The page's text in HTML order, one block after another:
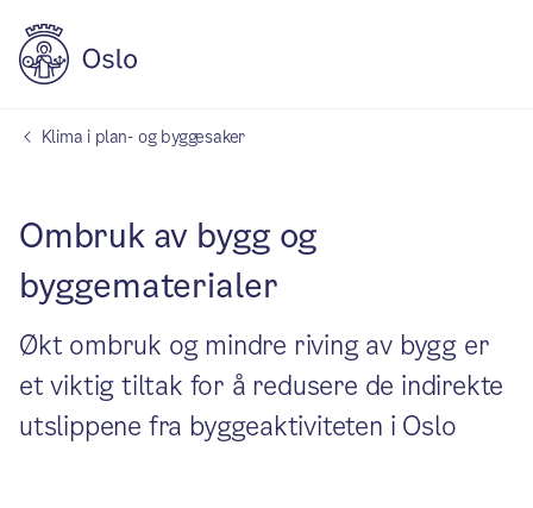
Klima i plan- og byggesaker
Ombruk av bygg og
byggematerialer
Økt ombruk og mindre riving av bygg er
et viktig tiltak for å redusere de indirekte
utslippene fra byggeaktiviteten i Oslo